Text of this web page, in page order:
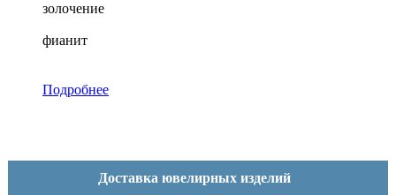
золочение
фианит
Подробнее
Доставка ювелирных изделий